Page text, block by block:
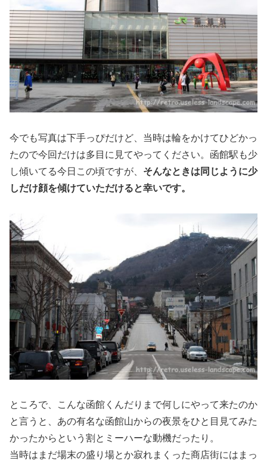
今でも写真は下手っぴだけど、当時は輪をかけてひどかっ
たので今回だけは多目に見てやってください。函館駅も少
し傾いてる今日この頃ですが、 そんなときは同じように少
しだけ顔を傾けていただけると幸いです。
ところで、こんな函館くんだりまで何しにやって来たのか
と言うと、あの有名な函館山からの夜景をひと目見てみた
かったからという割とミーハーな動機だったり。
当時はまだ場末の盛り場とか寂れまくった商店街にはまっ